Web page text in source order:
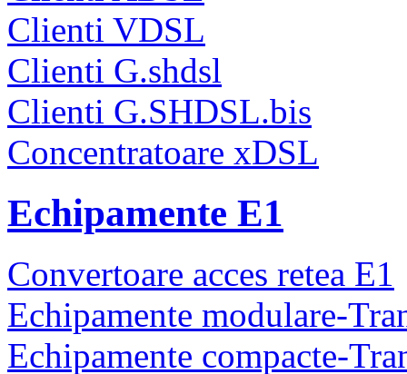
Clienti VDSL
Clienti G.shdsl
Clienti G.SHDSL.bis
Concentratoare xDSL
Echipamente E1
Convertoare acces retea E1
Echipamente modulare-
Echipamente compacte-